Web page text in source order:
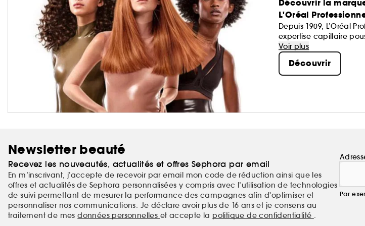
Découvrir la
L'Oréal
Depuis 1909, L’Oréal
expertise capillaire
moléculaire de haute
Les produits de styling
Voir plus
Découvrir
Newsletter beauté
Recevez les nouveautés, actualités et offres Sephora par email
En m’inscrivant, j’accepte de recevoir par email mon code de réduction ainsi que les
offres et actualités de Sephora personnalisées y compris avec l’utilisation de technologies
de suivi permettant de mesurer la performance des campagnes afin d'optimiser et
personnaliser nos communications. Je déclare avoir plus de 16 ans et je consens au
traitement de mesdonnées personnelles et accepte la politique de confidentialité .
Par